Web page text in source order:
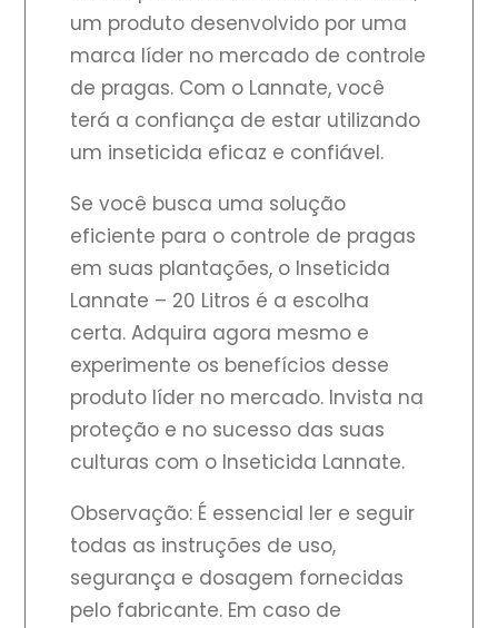
um produto desenvolvido por uma
marca líder no mercado de controle
de pragas. Com o Lannate, você
terá a confiança de estar utilizando
um inseticida eficaz e confiável.
Se você busca uma solução
eficiente para o controle de pragas
em suas plantações, o Inseticida
Lannate – 20 Litros é a escolha
certa. Adquira agora mesmo e
experimente os benefícios desse
produto líder no mercado. Invista na
proteção e no sucesso das suas
culturas com o Inseticida Lannate.
Observação: É essencial ler e seguir
todas as instruções de uso,
segurança e dosagem fornecidas
pelo fabricante. Em caso de